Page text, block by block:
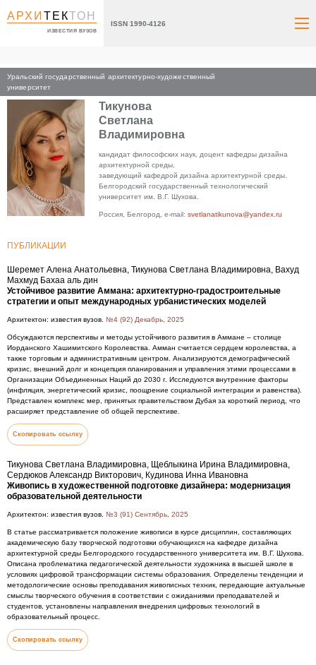
АРХИТЕКТОН
ИЗВЕСТИЯ ВУЗОВ
ISSN 1990-4126
Уральский государственный архитектурно-художественный
университет
Главная
Тикунова
Светлана
Владимировна
кандидат философских наук, доцент кафедры дизайна
архитектурной среды,
заведующий кафедрой дизайна архитектурной среды.
Белгородский государственный технологический
университет им. В.Г. Шухова.
Россия, Белгород, e-mail: svetlanatikunova@yandex.ru
ПУБЛИКАЦИИ
Шеремет Алена Анатольевна, Тикунова Светлана Владимировна, Вахуд
Махмуд Бахаа аль дин
Устойчивое развитие Аммана: архитектурно-градостроительные
стратегии и опыт международных урбанистических моделей
Архитектон: известия вузов. №4 (92) Декабрь, 2025
Обсуждаются перспективы и методы устойчивого развития в Аммане – столице
Иорданского Хашимитского Королевства. Амман считается сердцем королевства, а
также торговым и административным центром. Анализируются демографический
кризис, внешний долг и концепция планирования и управления этими процессами в
Организации Объединенных Наций до 2030 г. Исследуются внутренние факторы
(инфляция, энергетический кризис, поощрение социальной интеграции и равенства).
Представлен комплекс мер, принятых правительством Дубая за короткий период, что
расширяет представление об общей перспективе.
Скопировать ссылку
Тикунова Светлана Владимировна, Щеблыкина Ирина Владимировна,
Сердюков Александр Викторович, Кудинова Инна Ивановна
Живопись в художественной подготовке дизайнера: модернизация
образовательной деятельности
Архитектон: известия вузов. №3 (91) Сентябрь, 2025
В статье рассматривается положение живописи в курсе дисциплин, составляющих
академическую базу творческой подготовки обучающихся на кафедре дизайна
архитектурной среды Белгородского государственного университета им. В.Г. Шухова.
Описана проблематика педагогической деятельности художника в высшей школе в
условиях цифровой трансформации системы образования. Определены тенденции и
методологические основы преподавания живописных техник, передающие актуальные
смыслы творческого обучения в соответствии с ожиданиями преподавателей и
студентов, установлены направления внедрения цифровых технологий в
образовательный процесс.
Скопировать ссылку